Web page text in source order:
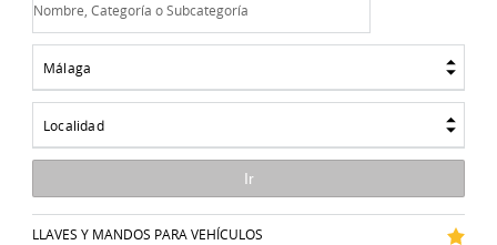
Málaga
Localidad
LLAVES Y MANDOS PARA VEHÍCULOS